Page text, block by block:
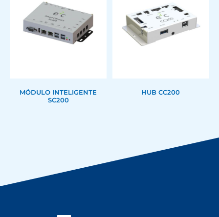
MÓDULO INTELIGENTE
SC200
HUB CC200